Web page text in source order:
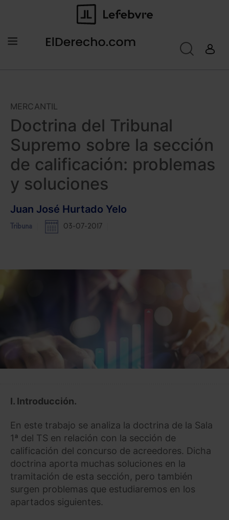
MERCANTIL
Doctrina del Tribunal
Supremo sobre la sección
de calificación: problemas
y soluciones
Juan José Hurtado Yelo
Tribuna 03-07-2017
I. Introducción.
En este trabajo se analiza la doctrina de la Sala
1ª del TS en relación con la sección de
calificación del concurso de acreedores. Dicha
doctrina aporta muchas soluciones en la
tramitación de esta sección, pero también
surgen problemas que estudiaremos en los
apartados siguientes.